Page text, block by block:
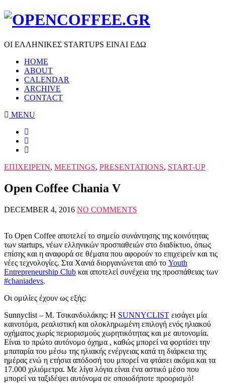
ΟΙ ΕΛΛΗΝΙΚΕΣ STARTUPS ΕΙΝΑΙ ΕΔΩ
HOME
ABOUT
CALENDAR
ARCHIVE
CONTACT
MENU
ΕΠΙΧΕΙΡΕΊΝ, MEETINGS, PRESENTATIONS, START-UP
Open Coffee Chania V
DECEMBER 4, 2016 NO COMMENTS
Το Open Coffee αποτελεί το σημείο συνάντησης της κοινότητας
των startups, νέων ελληνικών προσπαθειών στο διαδίκτυο, όπως
επίσης και η αναφορά σε θέματα που αφορούν το επιχειρείν και τις
νέες τεχνολογίες. Στα Χανιά διοργανώνεται από το Youth
Entrepreneurship Club και αποτελεί συνέχεια της προσπάθειας των
#chaniadevs.
Οι ομιλίες έχουν ως εξής:
Sunnyclist – M. Τσικανδυλάκης: Η SUNNYCLIST εισάγει μία
καινοτόμα, ρεαλιστική και ολοκληρωμένη επιλογή ενός ηλιακού
οχήματος χωρίς περιορισμούς χωρητικότητας και με αυτονομία.
Είναι το πρώτο αυτόνομο όχημα , καθώς μπορεί να φορτίσει την
μπαταρία του μέσω της ηλιακής ενέργειας κατά τη διάρκεια της
ημέρας ενώ η ετήσια απόδοσή του μπορεί να φτάσει ακόμα και τα
17.000 χιλιόμετρα. Με λίγα λόγια είναι ένα αστικό μέσο που
μπορεί να ταξιδέψει αυτόνομα σε οποιοδήποτε προορισμό!